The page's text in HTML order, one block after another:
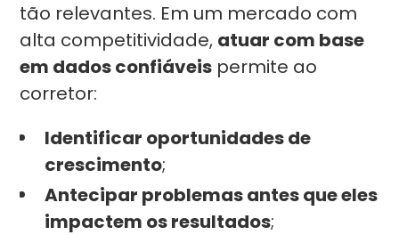
tão relevantes. Em um mercado com
alta competitividade, atuar com base
em dados confiáveis permite ao
corretor:
Identificar oportunidades de
crescimento;
Antecipar problemas antes que eles
impactem os resultados;